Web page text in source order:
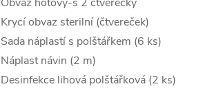
Krycí obvaz sterilní (čtvereček)
Sada náplastí s polštářkem (6 ks)
Náplast návin (2 m)
Desinfekce lihová polštářková (2 ks)